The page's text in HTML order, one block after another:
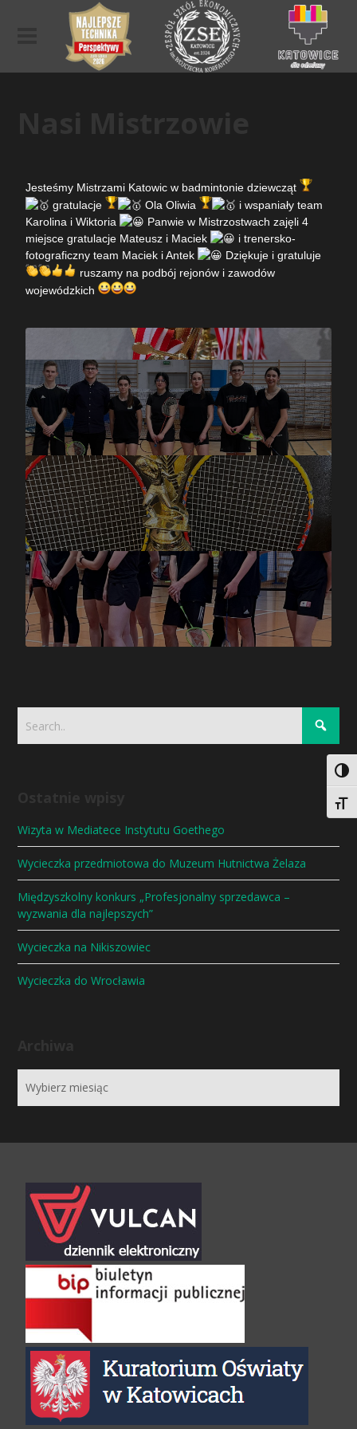
Jesteśmy Mistrzami Katowic w badmintonie dziewcząt
gratulacje
Ola Oliwia
i wspaniały team
Karolina i Wiktoria
Panwie w Mistrzostwach zajęli 4
miejsce gratulacje Mateusz i Maciek
i trenersko-
fotograficzny team Maciek i Antek
Dziękuje i gratuluje
ruszamy na podbój rejonów i zawodów
wojewódzkich
Wizyta w Mediatece Instytutu Goethego
Wycieczka przedmiotowa do Muzeum Hutnictwa Żelaza
Międzyszkolny konkurs „Profesjonalny sprzedawca –
wyzwania dla najlepszych”
Wycieczka na Nikiszowiec
Wycieczka do Wrocławia